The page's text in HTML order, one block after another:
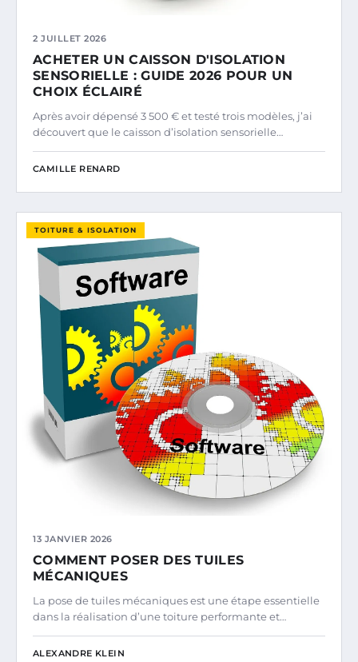
2 JUILLET 2026
ACHETER UN CAISSON D'ISOLATION
SENSORIELLE : GUIDE 2026 POUR UN
CHOIX ÉCLAIRÉ
Après avoir dépensé 3 500 € et testé trois modèles, j’ai
découvert que le caisson d’isolation sensorielle…
CAMILLE RENARD
TOITURE & ISOLATION
13 JANVIER 2026
COMMENT POSER DES TUILES
MÉCANIQUES
La pose de tuiles mécaniques est une étape essentielle
dans la réalisation d’une toiture performante et…
ALEXANDRE KLEIN